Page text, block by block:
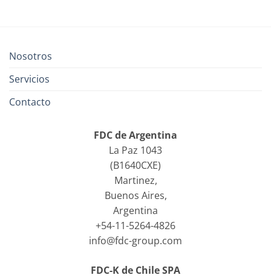
Nosotros
Servicios
Contacto
FDC de Argentina
La Paz 1043
(B1640CXE)
Martinez,
Buenos Aires,
Argentina
+54-11-5264-4826
info@fdc-group.com
FDC-K de Chile SPA